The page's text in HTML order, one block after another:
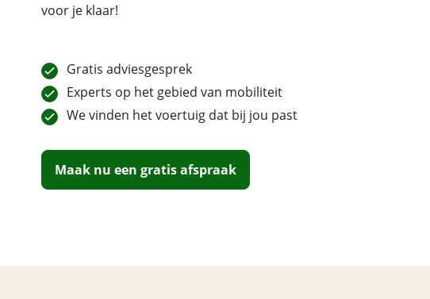
voor je klaar!
Gratis adviesgesprek
Experts op het gebied van mobiliteit
We vinden het voertuig dat bij jou past
Maak nu een gratis afspraak